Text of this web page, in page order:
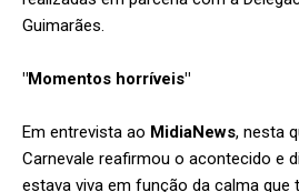
Guimarães.
"Momentos horríveis"
Em entrevista ao MidiaNews, nesta
Carnevale reafirmou o acontecido e
estava viva em função da calma que